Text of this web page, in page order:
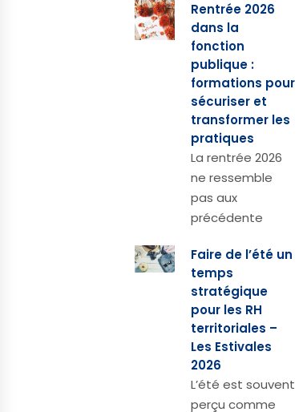
Rentrée 2026
dans la
fonction
publique :
formations pour
sécuriser et
transformer les
pratiques
La rentrée 2026
ne ressemble
pas aux
précédente
Faire de l’été un
temps
stratégique
pour les RH
territoriales –
Les Estivales
2026
L’été est souvent
perçu comme